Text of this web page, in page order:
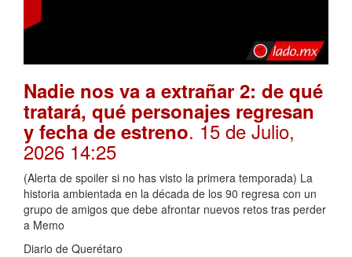
Nadie nos va a extrañar 2: de qué
tratará, qué personajes regresan
y fecha de estreno. 15 de Julio,
2026 14:25
(Alerta de spoiler si no has visto la primera temporada) La
historia ambientada en la década de los 90 regresa con un
grupo de amigos que debe afrontar nuevos retos tras perder
a Memo
Diario de Querétaro